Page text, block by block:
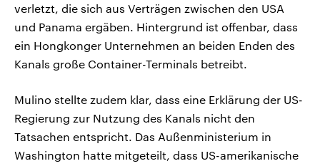
verletzt, die sich aus Verträgen zwischen den USA
und Panama ergäben. Hintergrund ist offenbar, dass
ein Hongkonger Unternehmen an beiden Enden des
Kanals große Container-Terminals betreibt.
Mulino stellte zudem klar, dass eine Erklärung der US-
Regierung zur Nutzung des Kanals nicht den
Tatsachen entspricht. Das Außenministerium in
Washington hatte mitgeteilt, dass US-amerikanische